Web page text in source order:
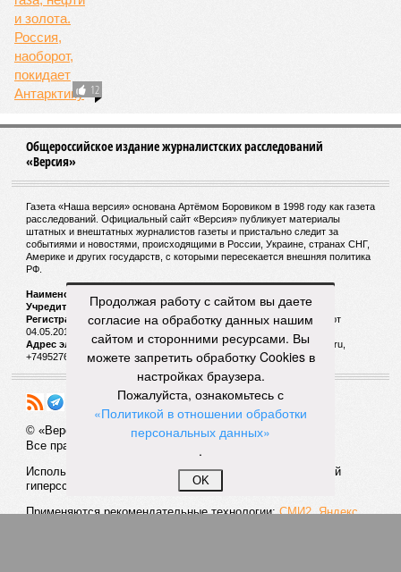
12
Общероссийское издание журналистских расследований
«Версия»
Газета «Наша версия» основана Артёмом Боровиком в 1998 году как газета
расследований. Официальный сайт «Версия» публикует материалы
штатных и внештатных журналистов газеты и пристально следит за
событиями и новостями, происходящими в России, Украине, странах СНГ,
Америке и других государств, с которыми пересекается внешняя политика
РФ.
Наименование:
Учредитель:
ООО «Версия»,Главный редактор:Горевой Р. Г.
Регистрационный номер Роскомнадзора:ЭЛ № ФС 77 - 72681 от
04.05.2018 г.
Адрес электронной почты и телефон редакции:versia@versia.ru,
+74952760348
© «Версия»
Все права защищены
Использование материалов «Версии» без индексируемой
гиперссылки запрещено
Применяются рекомендательные технологии:СМИ2, Яндекс,
Продолжая работу с сайтом вы даете
согласие на обработку данных нашим
сайтом и сторонними ресурсами. Вы
можете запретить обработку Cookies в
настройках браузера.
Пожалуйста, ознакомьтесь с
«Политикой в отношении обработки
персональных данных»
.
OK